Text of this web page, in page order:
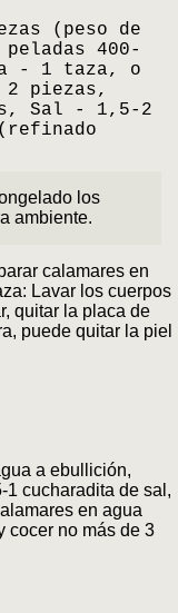
(peso de
400-
- 1 taza, o
piezas,
Sal - 1,5-2
los
ambiente.
calamares en
Lavar los cuerpos
quitar la placa de
puede quitar la piel
a ebullición,
1 cucharadita de sal,
en agua
cocer no más de 3